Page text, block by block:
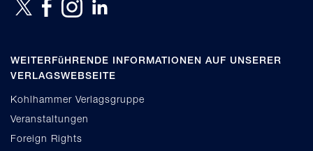
WEITERFüHRENDE INFORMATIONEN AUF UNSERER
VERLAGSWEBSEITE
Kohlhammer Verlagsgruppe
Veranstaltungen
Foreign Rights